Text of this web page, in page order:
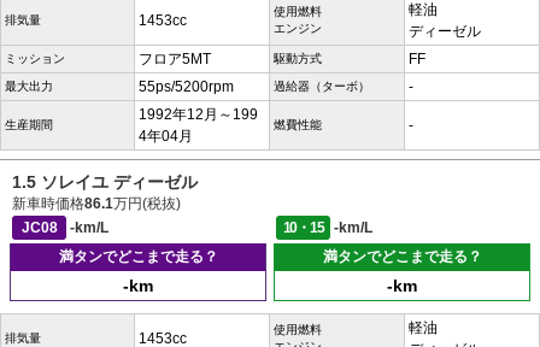
排気量 1453cc
使用燃料
エンジン
軽油
ディーゼル
ミッション フロア5MT 駆動方式 FF
最大出力 55ps/5200rpm 過給器（ターボ） -
生産期間
1992年12月～199
4年04月
燃費性能 -
1.5 ソレイユ ディーゼル
新車時価格86.1万円(税抜)
JC08
-km/L 10・15
-km/L
満タンでどこまで走る？
-km
満タンでどこまで走る？
-km
排気量 1453cc
使用燃料
軽油